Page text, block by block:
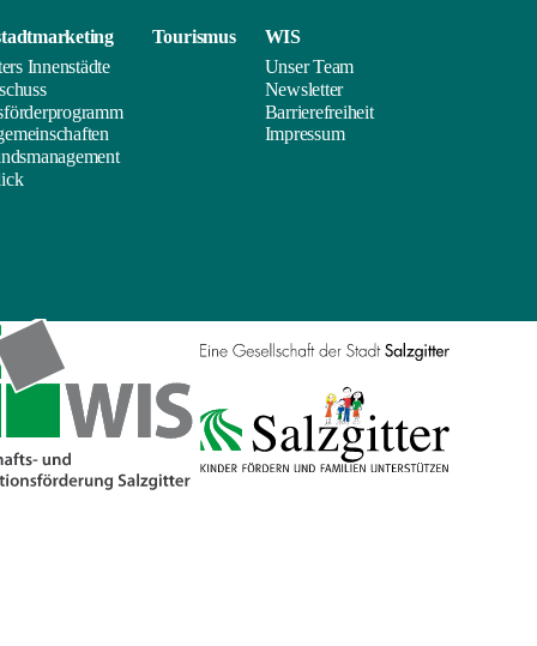
Innenstädte
Tourismus
WIS
Unser Team
Newsletter
Barrierefreiheit
Impressum